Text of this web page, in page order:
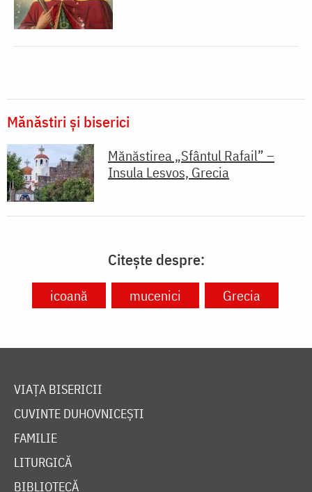
Mănăstiri și biserici
Mănăstirea „Sfântul Rafail” –
Insula Lesvos, Grecia
Citește despre:
icoană mucenici Grecia
VIAȚA BISERICII
CUVINTE DUHOVNICEȘTI
FAMILIE
LITURGICĂ
BIBLIOTECĂ